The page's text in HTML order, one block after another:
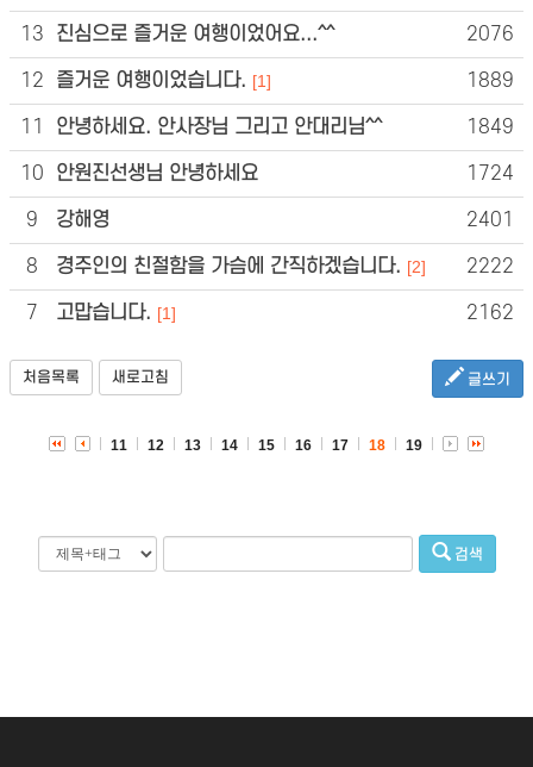
13 진심으로 즐거운 여행이었어요...^^ 2076
12 즐거운 여행이었습니다. [1] 1889
11 안녕하세요. 안사장님 그리고 안대리님^^ 1849
10 안원진선생님 안녕하세요 1724
9 강해영 2401
8 경주인의 친절함을 가슴에 간직하겠습니다. [2] 2222
7 고맙습니다. [1] 2162
처음목록 새로고침 글쓰기
11 12 13 14 15 16 17 18 19
검색